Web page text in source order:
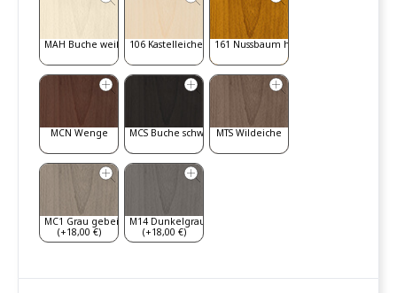
MAH Buche weiß gebeizt106 Kastelleiche 161 Nussbaum hell
MCN Wenge MCS Buche schwarzMTS Wildeiche
MC1 Grau gebeizt
(+18,00 €)
M14 Dunkelgrau
(+18,00 €)